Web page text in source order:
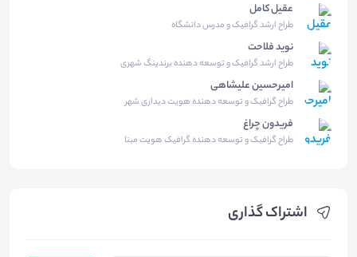
اشتراک گذاری
عقیل کامل
طراح ارشد گرافیک و مدرس دانشگاه
نوید فلاحت
طراح ارشد گرافیک و توسعه دهنده برندینگ شهری
امیرحسین علیشاهی
طراح گرافیک و توسعه دهنده هویت دیداری شهر
فریدون چراغ
طراح گرافیک و توسعه دهنده گرافیک هویت مبنا